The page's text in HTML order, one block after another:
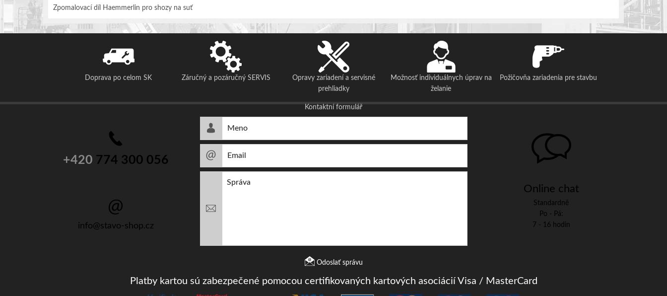
Zpomalovací díl Haemmerlin pro shozy na suť
Doprava po celom SK Záručný a pozáručný SERVIS
Opravy zariadení a servisné
prehliadky
Možnosť individuálnych úprav na
želanie
Požičovňa zariadenia pre stavbu
+420 774 300 056
info@stavo-shop.cz
Kontaktní formulář
Odoslať správu
Online chat
Standardně
Po - Pá:
7 - 16 hodin
Platby kartou sú zabezpečené pomocou certifikovaných kartových asociácií Visa / MasterCard